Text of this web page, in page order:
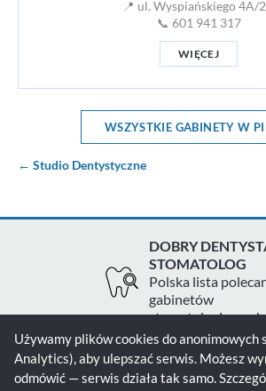
📍 ul. Wyspiańskiego 4A/
📞 601 941 317
WIĘCEJ
WSZYSTKIE GABINETY W
← Studio Dentystyczne
DOBRY
STOMATOLOG
Polska lista
gabinetów
stomatologicznych
Zgłoś gabinet Kontakt
Używamy plików cookies do
Analytics), aby ulepszać serwis. Możesz
odmówić — serwis działa tak samo.